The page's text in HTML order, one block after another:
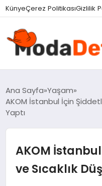
KünyeÇerez PolitikasıGizlilik
GÜNDEM
DÜNYA
EĞITIM
Ana Sayfa Yaşam
AKOM İstanbul İçin Şiddetli
Yaptı
AKOM
ve Sıcaklık